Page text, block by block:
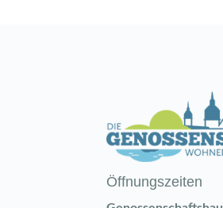
Öffnungszeiten